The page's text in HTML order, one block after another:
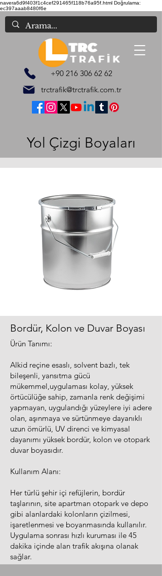
navera6d9f403f1c4cef291465f118b76a95f.html Doğrulama:
ec397aaab8480f6e
trctrafik@trctrafik.com.tr
+90 216 306 62 62
Yol Çizgi Boyaları
Bordür, Kolon ve Duvar Boyası
Ürün Tanımı:
Alkid reçine esaslı, solvent bazlı, tek
bileşenli, yansıtma gücü
mükemmel,uygulaması kolay, yüksek
örtücülüğe sahip, zamanla renk değişimi
yapmayan, uygulandığı yüzeylere iyi adere
olan, aşınmaya ve sürtünmeye dayanıklı
uzun ömürlü, UV direnci ve kimyasal
dayanımı yüksek bordür, kolon ve otopark
duvar boyasıdır.
Kullanım Alanı:
Her türlü şehir içi refüjlerin, bordür
taşlarının, site apartman otopark ve depo
gibi alanlardaki kolonların çizilmesi,
işaretlenmesi ve boyanmasında kullanılır.
Uygulama sonrası hızlı kuruması ile 45
dakika içinde alan trafik akışına olanak
sağlar.